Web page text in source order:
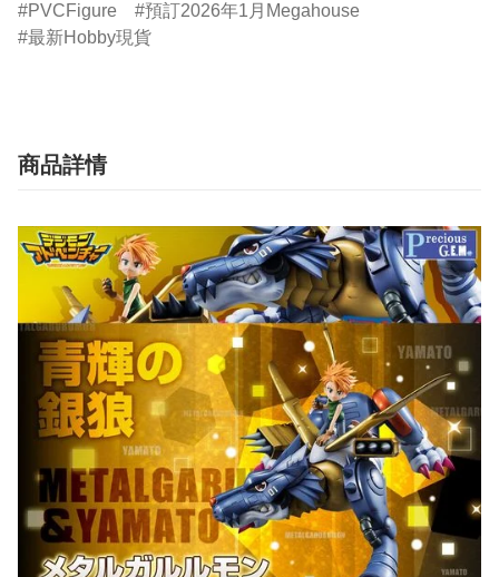
PVCFigure
預訂2026年1月Megahouse
最新Hobby現貨
商品詳情